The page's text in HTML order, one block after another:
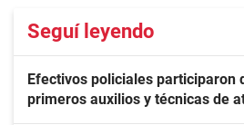
Seguí leyendo
Efectivos policiales participaron
primeros auxilios y técnicas de